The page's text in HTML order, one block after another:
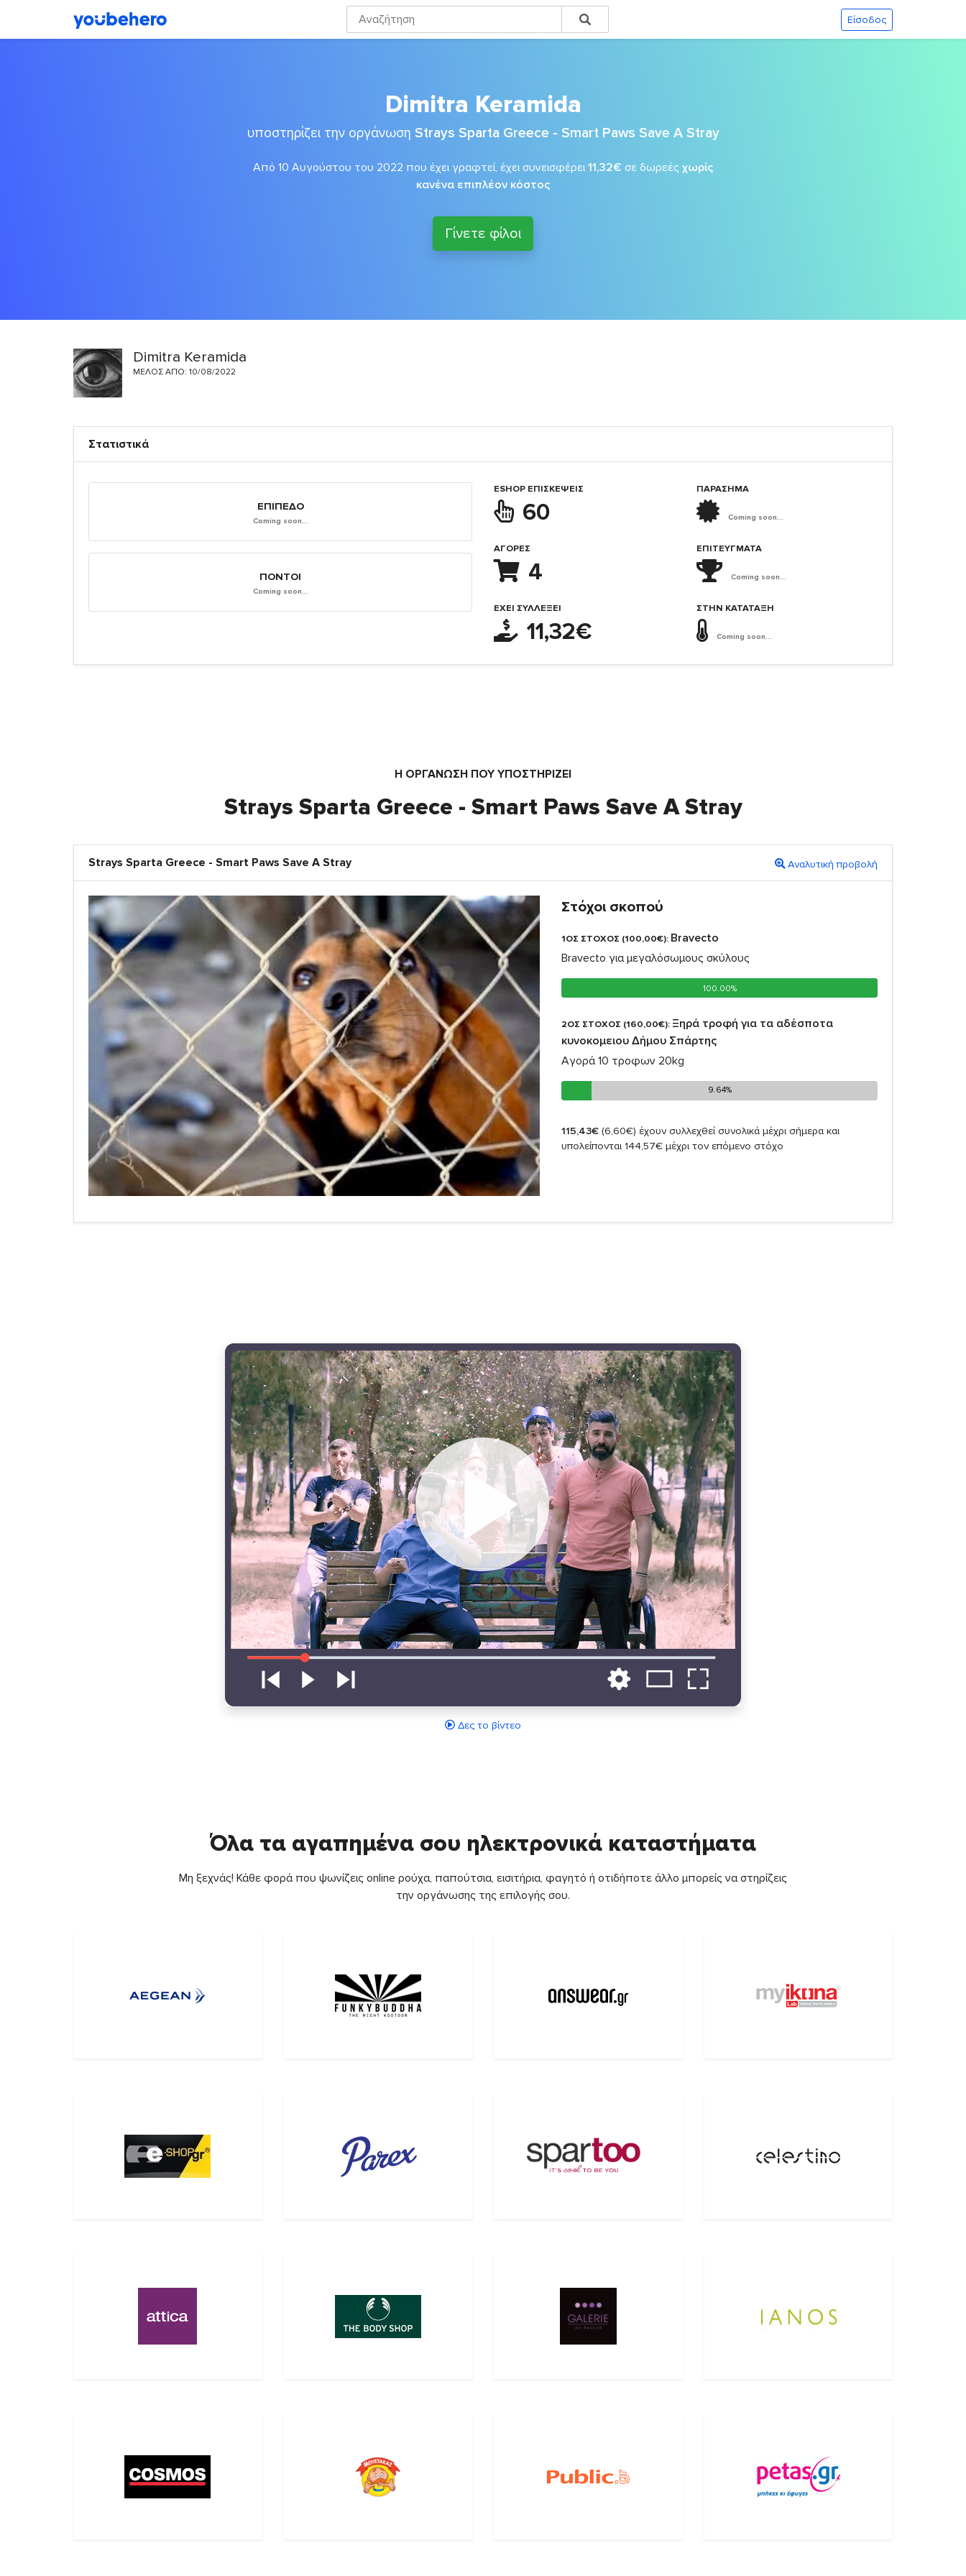
Είσοδος
Dimitra Keramida
υποστηρίζει την οργάνωση Strays Sparta Greece - Smart Paws Save A Stray
Από 10 Αυγούστου του 2022 που έχει γραφτεί, έχει συνεισφέρει 11,32€ σε δωρεές χωρίς
κανένα επιπλέον κόστος
Γίνετε φίλοι
Dimitra Keramida
ΜΈΛΟΣ ΑΠΌ: 10/08/2022
Στατιστικά
ΕΠΊΠΕΔΟ
Coming soon...
ΠΌΝΤΟΙ
Coming soon...
ESHOP ΕΠΙΣΚΈΨΕΙΣ
60
ΑΓΟΡΈΣ
4
ΈΧΕΙ ΣΥΛΛΈΞΕΙ
11,32€
ΠΑΡΑΣΗΜΑ
Coming soon...
ΕΠΙΤΕΎΓΜΑΤΑ
Coming soon...
ΣΤΗΝ ΚΑΤΆΤΑΞΗ
Coming soon...
Η ΟΡΓΆΝΩΣΗ ΠΟΥ ΥΠΟΣΤΗΡΙΖΕΙ
Strays Sparta Greece - Smart Paws Save A Stray
Strays Sparta Greece - Smart Paws Save A Stray Αναλυτική προβολή
Στόχοι σκοπού
1ΟΣ ΣΤΟΧΟΣ (100,00€): Bravecto
Bravecto για μεγαλόσωμους σκύλους
100.00%
100.00%
2ΟΣ ΣΤΟΧΟΣ (160,00€): Ξηρά τροφή για τα αδέσποτα
κυνοκομειου Δήμου Σπάρτης
Αγορά 10 τροφων 20kg
9.64%
9.64%
115,43€ (6,60€) έχουν συλλεχθεί συνολικά μέχρι σήμερα και
υπολείπονται 144,57€ μέχρι τον επόμενο στόχο
Δες το βίντεο
Όλα τα αγαπημένα σου ηλεκτρονικά καταστήματα
Μη ξεχνάς! Κάθε φορά που ψωνίζεις online ρούχα, παπούτσια, εισιτήρια, φαγητό ή οτιδήποτε άλλο μπορείς να στηρίζεις
την οργάνωσης της επιλογής σου.